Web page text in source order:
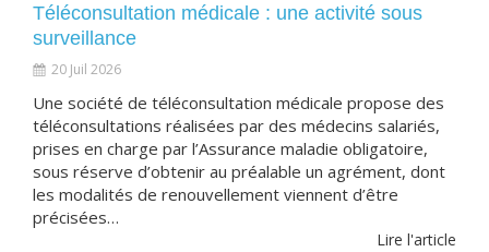
Téléconsultation médicale : une activité sous
surveillance
20 Juil 2026
Une société de téléconsultation médicale propose des
téléconsultations réalisées par des médecins salariés,
prises en charge par l’Assurance maladie obligatoire,
sous réserve d’obtenir au préalable un agrément, dont
les modalités de renouvellement viennent d’être
précisées…
Lire l'article